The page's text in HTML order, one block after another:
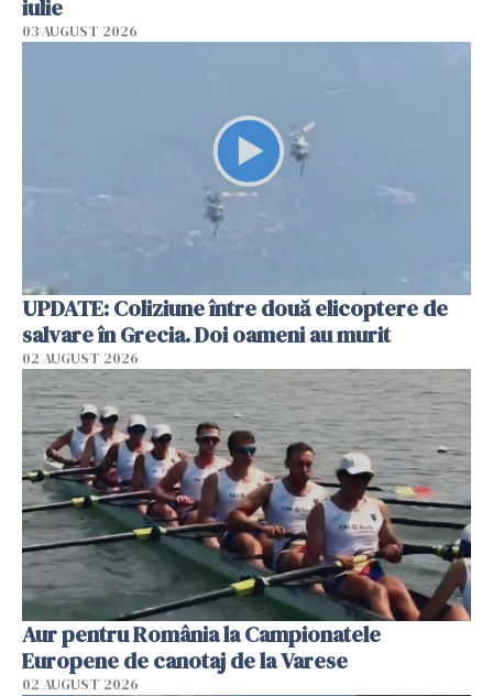
iulie
03 AUGUST 2026
UPDATE: Coliziune între două elicoptere de
salvare în Grecia. Doi oameni au murit
02 AUGUST 2026
Aur pentru România la Campionatele
Europene de canotaj de la Varese
02 AUGUST 2026